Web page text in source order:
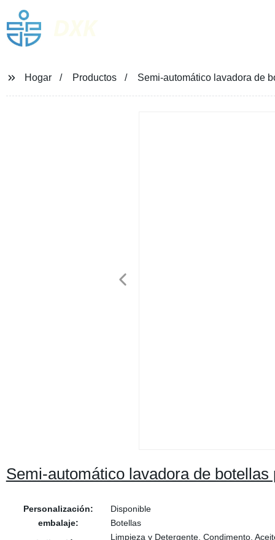
Hogar Productos Semi-automático lavadora de
Semi-automático lavadora de
Personalización:
Disponible
embalaje:
Botellas
Limpieza y Detergente, Condimento,